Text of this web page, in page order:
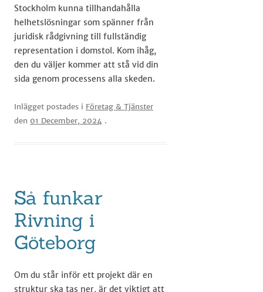
Stockholm kunna tillhandahålla
helhetslösningar som spänner från
juridisk rådgivning till fullständig
representation i domstol. Kom ihåg,
den du väljer kommer att stå vid din
sida genom processens alla skeden.
Inlägget postades i Företag & Tjänster
den 01 December, 2024 .
Så funkar
Rivning i
Göteborg
Om du står inför ett projekt där en
struktur ska tas ner, är det viktigt att